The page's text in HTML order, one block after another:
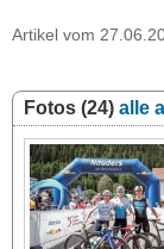
Artikel vom
Fotos (24) alle